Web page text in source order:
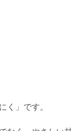
く」です。